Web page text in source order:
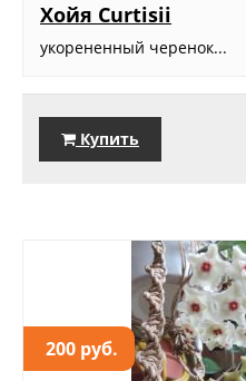
Хойя Curtisii
укорененный черенок...
Купить
200 руб.